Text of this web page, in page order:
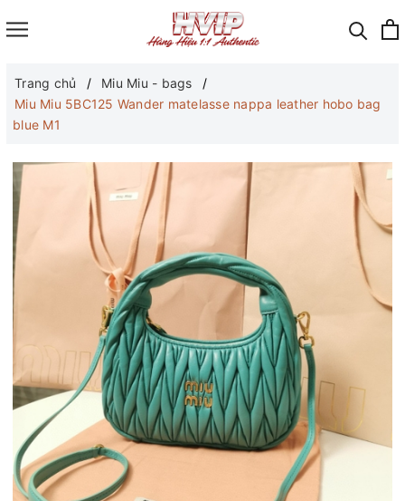
Trang chủ
Miu Miu - bags
Miu Miu 5BC125 Wander matelasse nappa leather hobo bag
blue M1